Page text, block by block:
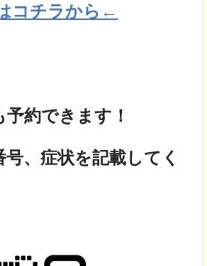
コチラから←
予約できます！
、症状を記載してく